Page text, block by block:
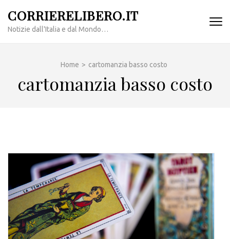
contenuto
CORRIERELIBERO.IT
Notizie dall'Italia e dal Mondo…
Home > cartomanzia basso costo
cartomanzia basso costo